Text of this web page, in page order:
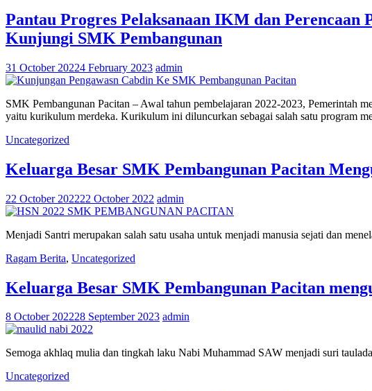
Pantau Progres Pelaksanaan IKM dan
Kunjungi SMK Pembangunan
31 October 20224 February 2023 admin
SMK Pembangunan Pacitan – Awal tahun pembelajaran 2022-2023, Pemerintah
yaitu kurikulum merdeka. Kurikulum ini diluncurkan sebagai salah satu program
Uncategorized
Keluarga Besar SMK Pembangunan Pacitan
22 October 202222 October 2022 admin
Menjadi Santri merupakan salah satu usaha untuk menjadi manusia sejati dan
Ragam Berita, Uncategorized
Keluarga Besar SMK Pembangunan Pacitan
8 October 202228 September 2023 admin
Semoga akhlaq mulia dan tingkah laku Nabi Muhammad SAW menjadi suri
Uncategorized